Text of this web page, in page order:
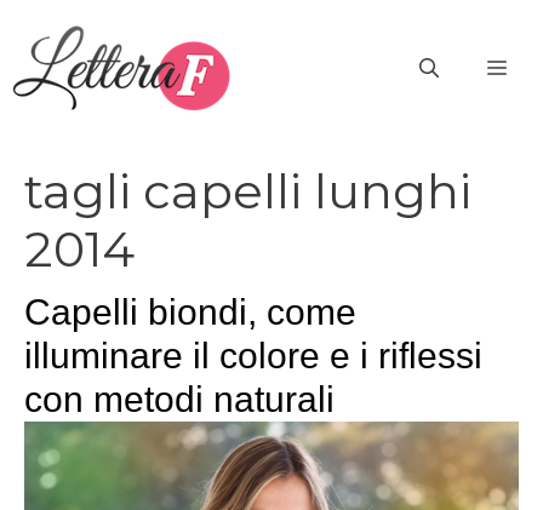
contenuto
tagli capelli lunghi
2014
Capelli biondi, come
illuminare il colore e i riflessi
con metodi naturali